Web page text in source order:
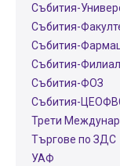
Събития-
Събития-
Събития-
Събития-
Събития-ФОЗ
Събития-
Трети
Търгове по ЗДС
УАФ